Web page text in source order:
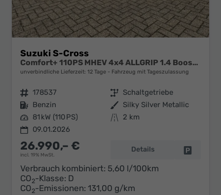
Suzuki S-Cross
Comfort+ 110PS MHEV 4x4 ALLGRIP 1.4 Boosterjet Teilleder Navi Klimaautomatik Sitzheizung ACC PDC v+h 4x Kamera Suzuki-Radio Apple CarPlay Android Auto Touchscreen 2xKeyless 17-LM
unverbindliche Lieferzeit: 12 Tage Fahrzeug mit Tageszulassung
Fahrzeugnr. 178537 Getriebe Schaltgetriebe
Kraftstoff Benzin Außenfarbe Silky Silver Metallic
Leistung 81 kW (110 PS) Kilometerstand
2 km
09.01.2026
26.990,– €
incl. 19% MwSt.
Details
Verbrauch kombiniert: 5,60 l/100km
CO2-Klasse: D
CO2-Emissionen: 131,00 g/km